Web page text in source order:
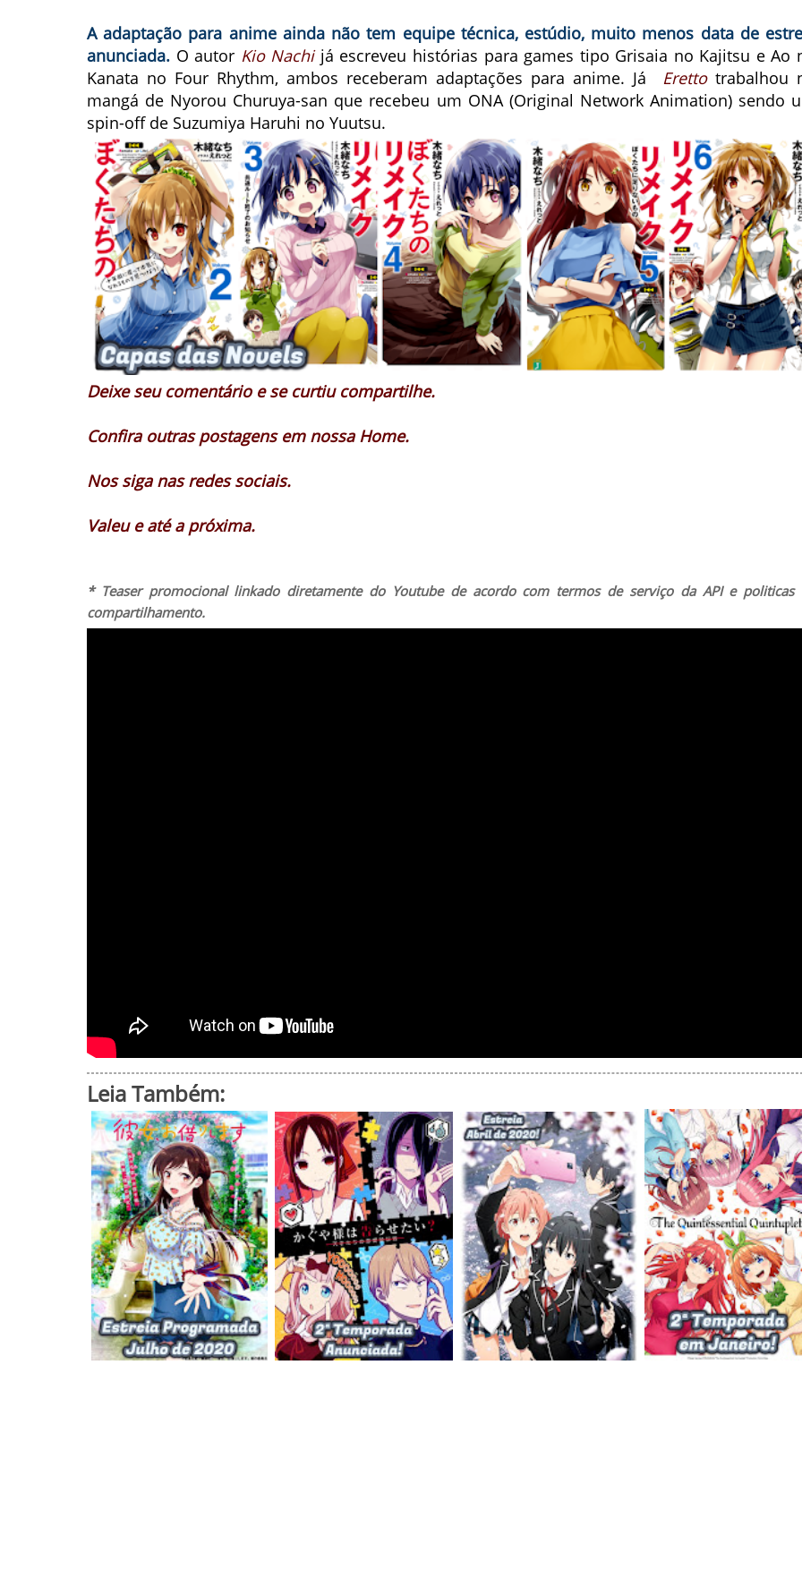
A adaptação para anime ainda não tem equipe técnica, estúdio, muito menos data de
anunciada. O autor Kio Nachijá escreveu histórias para games tipo Grisaia no Kajitsu e Ao
Kanata no Four Rhythm, ambos receberam adaptações para anime. Já Erettotrabalhou
mangá de Nyorou Churuya-san que recebeu um ONA (Original Network Animation) sendo
spin-off de Suzumiya Haruhi no Yuutsu.
Deixe seu comentário e se curtiu compartilhe.
Confira outras postagens em nossa Home.
Nos siga nas redes sociais.
Valeu e até a próxima.
* Teaser promocional linkado diretamente do Youtube de acordo com termos de serviço da API e politicas
compartilhamento.
Leia Também: